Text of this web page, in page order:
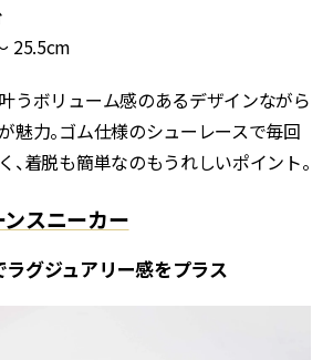
25.5cm
うボリューム感のあるデザインながら
魅力。ゴム仕様のシューレースで毎回
、着脱も簡単なのもうれしいポイント。
ンスニーカー
グジュアリー感をプラス